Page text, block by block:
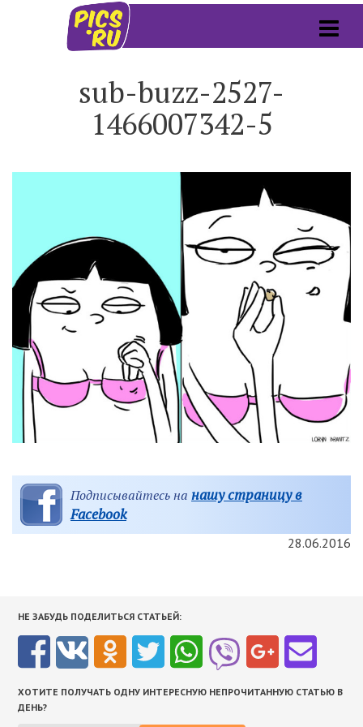
sub-buzz-2527-
1466007342-5
Подписывайтесь на нашу страницу в
Facebook
28.06.2016
НЕ ЗАБУДЬ ПОДЕЛИТЬСЯ СТАТЬЕЙ:
ХОТИТЕ ПОЛУЧАТЬ ОДНУ ИНТЕРЕСНУЮ НЕПРОЧИТАННУЮ СТАТЬЮ В
ДЕНЬ?